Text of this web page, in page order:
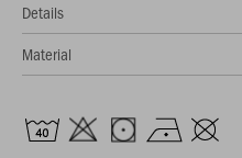
Details
Material